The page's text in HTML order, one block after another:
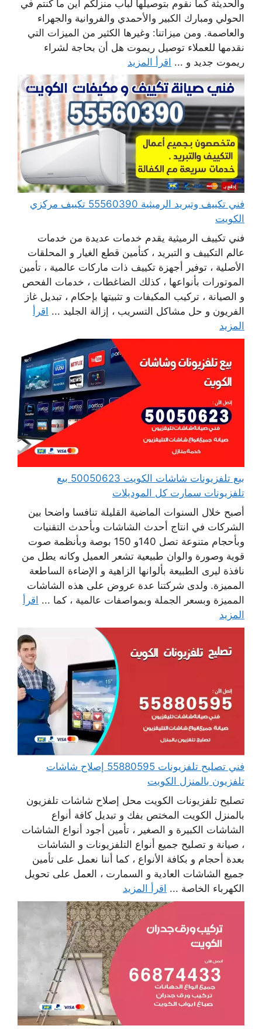
والحديثة كما نقوم بتوصيلها لباب منزلكم أين ما كنتم في
الحولي ومبارك الكبير والأحمدي والفروانية والجهراء
والعاصمة. ومن ميزاتنا: وغيرها الكثير من الميزات التي
نقدمها للعملاء توصيل ريموت هل أن بحاجة لشراء
ريموت جديد و ... اقرأ المزيد
فني تكييف وتبريد الرميثية 55560390 تكييف مركزي
الكويت
فني تكييف الرميثية يقدم خدمات عديدة من خدمات
عالم التكييف و التبريد ، كتأمين قطع الغيار و المحلقات
الأصلية ، توفير أجهزة تكييف ذات ماركات عالمية ، تأمين
الموتورات بأنواعها ، كذلك الضاغطات ، خدمات الفحص
و الصيانة ، تركيب المكيفات و تثبيتها بإحكام ، تبديل غاز
الفريون و حل مشاكل التسريب ، إزالة الجليد ... اقرأ
المزيد
بيع تلفزيونات شاشات الكويت 50050623 بيع
تلفزيونات سمارت كل الموديلات
أصبح خلال السنوات الماضية القليلة تنافسا واضحا بين
الشركات في انتاج أحدث الشاشات وبأحدث التقنيات
وبأحجام متنوعة تصل 140و 150 بوصة وبأنظمة صوت
قوية وصورة والوان طبيعية تشعر العميل وكانه يطل من
نافذة ليرى الطبيعة بألوانها الزاهية و الإضاءة الساطعة
المميزة. ولدى شركتنا عدة عروض على هذه الشاشات
المميزة وبسعر الجملة وبمواصفات عالمية ، كما ... اقرأ
المزيد
فني تصليح تلفزيونات 55880595 إصلاح شاشات
تلفزيون بالمنزل الكويت
تصليح تلفزيونات الكويت محل إصلاح شاشات تلفزيون
بالمنزل الكويت المختص بفك و تبديل كافة أنواع
الشاشات الكبيرة و الصغير ، تأمين أجود أنواع الشاشات
، صيانة و تصليح جميع أنواع التلفزيونات و الشاشات
بعدة أحجام و بكافة الأنواع ، كما أننا نعمل على تأمين
جميع الشاشات العادية و السمارت ، العمل على تحويل
الكهرباء الخاصة ... اقرأ المزيد